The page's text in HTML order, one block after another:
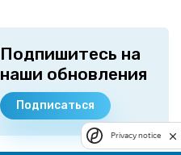
Подпишитесь на
наши обновления
Подписаться
Privacy notice